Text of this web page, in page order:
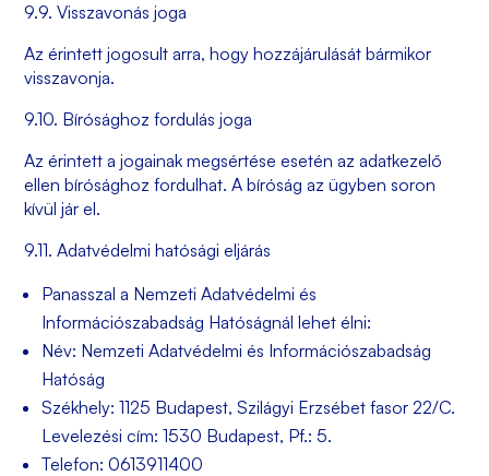
9.9. Visszavonás joga
Az érintett jogosult arra, hogy hozzájárulását bármikor
visszavonja.
9.10. Bírósághoz fordulás joga
Az érintett a jogainak megsértése esetén az adatkezelő
ellen bírósághoz fordulhat. A bíróság az ügyben soron
kívül jár el.
9.11. Adatvédelmi hatósági eljárás
Panasszal a Nemzeti Adatvédelmi és
Információszabadság Hatóságnál lehet élni:
Név: Nemzeti Adatvédelmi és Információszabadság
Hatóság
Székhely: 1125 Budapest, Szilágyi Erzsébet fasor 22/C.
Levelezési cím: 1530 Budapest, Pf.: 5.
Telefon: 0613911400